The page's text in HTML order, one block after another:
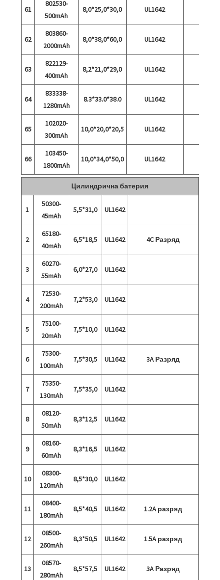
61
802530-
500mAh
8,0*25,0*30,0 UL1642
62
803860-
2000mAh
8,0*38,0*60,0 UL1642
63
822129-
400mAh
8,2*21,0*29,0 UL1642
64
833338-
1280mAh
8.3*33.0*38.0 UL1642
65
102020-
300mAh
10,0*20,0*20,5 UL1642
66
103450-
1800mAh
10,0*34,0*50,0 UL1642
Цилиндрична батерия
1
50300-
45mAh
5,5*31,0 UL1642
2
65180-
40mAh
6,5*18,5 UL1642 4C Разряд
3
60270-
55mAh
6,0*27,0 UL1642
4
72530-
200mAh
7,2*53,0 UL1642
5
75100-
20mAh
7,5*10,0 UL1642
6
75300-
100mAh
7,5*30,5 UL1642 3A Разряд
7
75350-
130mAh
7,5*35,0 UL1642
8
08120-
50mAh
8,3*12,5 UL1642
9
08160-
60mAh
8,3*16,5 UL1642
10
08300-
120mAh
8,5*30,0 UL1642
11
08400-
180mAh
8,5*40,5 UL1642 1.2A разряд
12
08500-
260mAh
8,3*50,5 UL1642 1.5A разряд
13
08570-
280mAh
8,5*57,5 UL1642 3A Разряд